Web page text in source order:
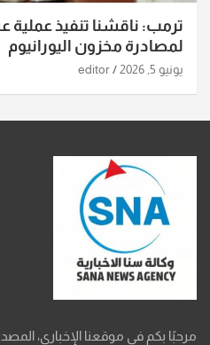
ترمب: ناقشنا تنفيذ عملية
لمصادرة مخزون اليورانيوم
يونيو 5, 2026 editor
مرحبًا بكم في موقعنا الإخباري،